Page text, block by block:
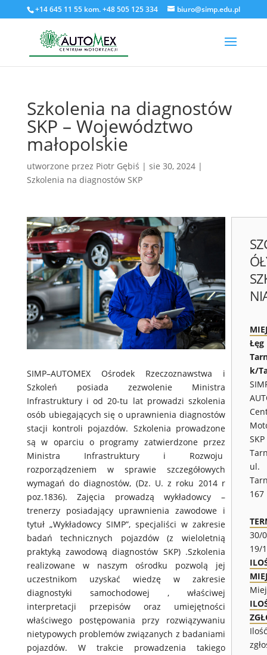
+14 645 11 55 kom. +48 505 125 334 biuro@simp.edu.pl
Szkolenia na diagnostów
SKP – Województwo
małopolskie
utworzone przez Piotr Gębiś | sie 30, 2024|
Szkolenia na diagnostów SKP
SIMP–AUTOMEX Ośrodek Rzeczoznawstwa i
Szkoleń posiada zezwolenie Ministra
Infrastruktury i od 20-tu lat prowadzi szkolenia
osób ubiegających się o uprawnienia diagnostów
stacji kontroli pojazdów. Szkolenia prowadzone
są w oparciu o programy zatwierdzone przez
Ministra Infrastruktury i Rozwoju
rozporządzeniem w sprawie szczegółowych
wymagań do diagnostów, (Dz. U. z roku 2014 r
poz.1836). Zajęcia prowadzą wykładowcy –
trenerzy posiadający uprawnienia zawodowe i
tytuł „Wykładowcy SIMP”, specjaliści w zakresie
badań technicznych pojazdów (z wieloletnią
praktyką zawodową diagnostów SKP) .Szkolenia
realizowane w naszym ośrodku pozwolą jej
uczestnikom uzyskać wiedzę w zakresie
diagnostyki samochodowej , właściwej
interpretacji przepisów oraz umiejętności
właściwego postępowania przy rozwiązywaniu
nietypowych problemów związanych z badaniami
pojazdów. W trakcie prowadzenia takiego
Łęg
k/
ul.
167
30/
19/
Ilość